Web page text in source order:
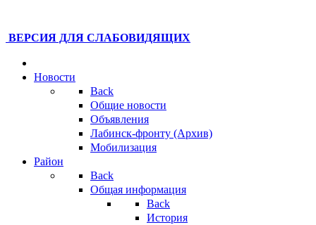
ВЕРСИЯ ДЛЯ СЛАБОВИДЯЩИХ
Новости
Back
Общие новости
Объявления
Лабинск-фронту (Архив)
Мобилизация
Район
Back
Общая информация
Back
История